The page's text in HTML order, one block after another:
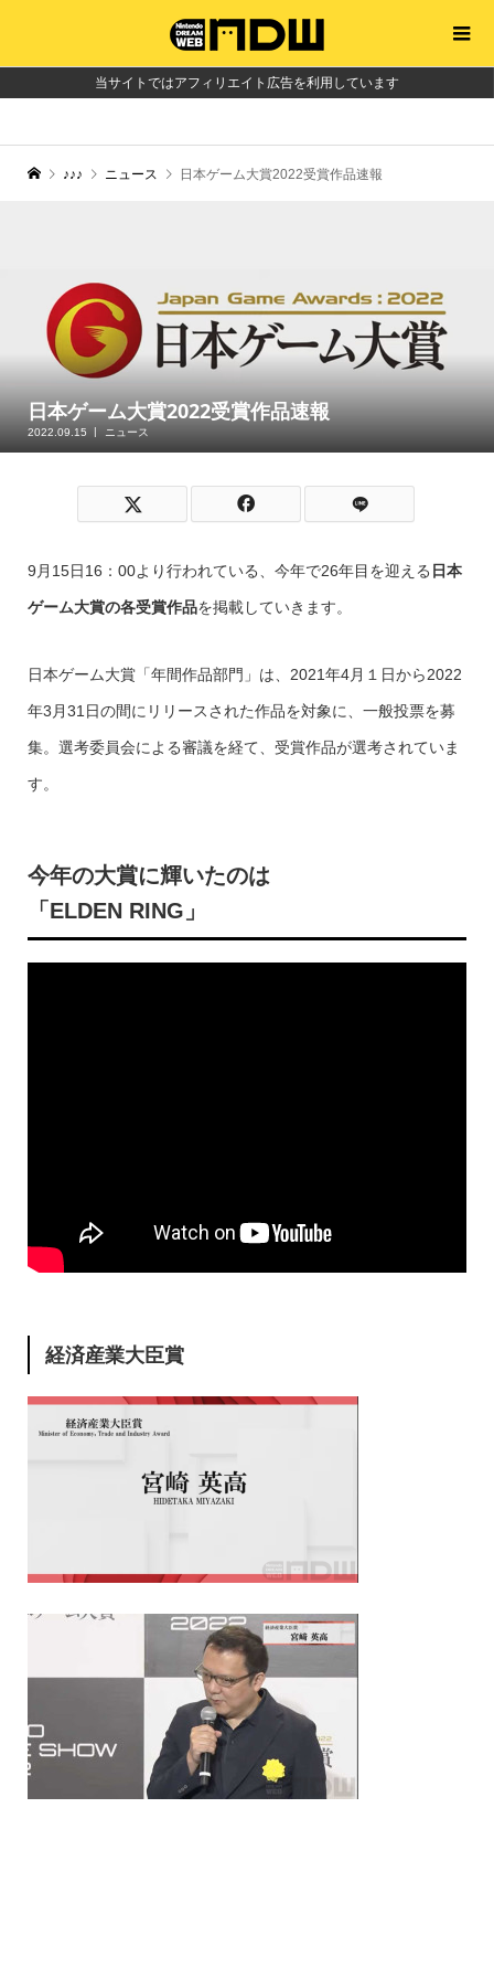
当サイトではアフィリエイト広告を利用しています
♪♪♪ ニュース 日本ゲーム大賞2022受賞作品速報
日本ゲーム大賞2022受賞作品速報
2022.09.15 ニュース
9月15日16：00より行われている、今年で26年目を迎える 日本
ゲーム大賞の各受賞作品を掲載していきます。
日本ゲーム大賞「年間作品部門」は、2021年4月１日から2022
年3月31日の間にリリースされた作品を対象に、一般投票を募
集。選考委員会による審議を経て、受賞作品が選考されていま
す。
今年の大賞に輝いたのは
「ELDEN RING」
経済産業大臣賞